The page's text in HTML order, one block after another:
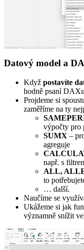
Datový model a
Když postavíte
hodně psaní
Projdeme si
zaměříme na ty
výpočty pro
SUMX –
agreguje
např. s
ALL,
to
… další.
Naučíme se
Ukážeme si jak
významně snížit